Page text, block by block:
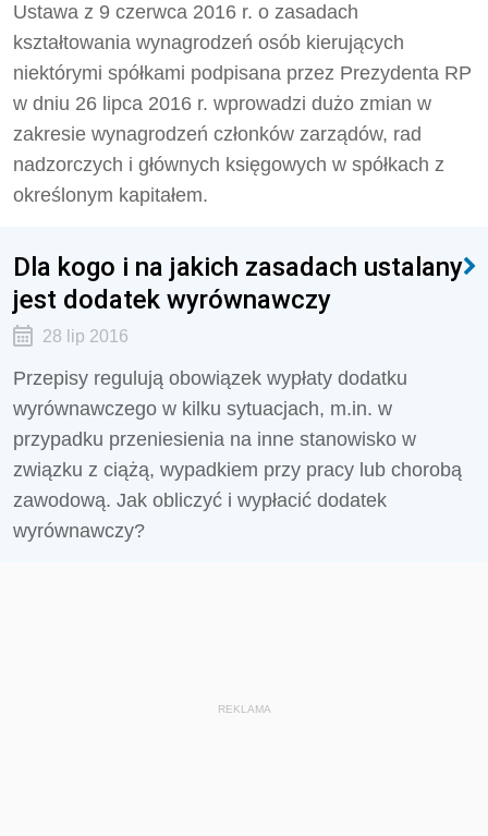
Ustawa z 9 czerwca 2016 r. o zasadach
kształtowania wynagrodzeń osób kierujących
niektórymi spółkami podpisana przez Prezydenta RP
w dniu 26 lipca 2016 r. wprowadzi dużo zmian w
zakresie wynagrodzeń członków zarządów, rad
nadzorczych i głównych księgowych w spółkach z
określonym kapitałem.
Dla kogo i na jakich zasadach ustalany
jest dodatek wyrównawczy
28 lip 2016
Przepisy regulują obowiązek wypłaty dodatku
wyrównawczego w kilku sytuacjach, m.in. w
przypadku przeniesienia na inne stanowisko w
związku z ciążą, wypadkiem przy pracy lub chorobą
zawodową. Jak obliczyć i wypłacić dodatek
wyrównawczy?
REKLAMA